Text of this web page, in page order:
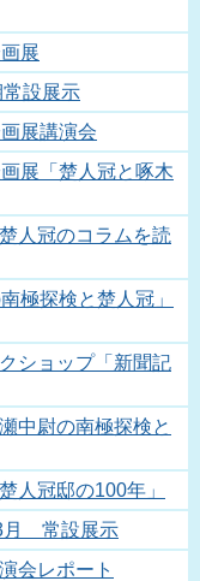
展
設展示
展講演会
展「楚人冠と啄木
人冠のコラムを読
極探検と楚人冠」
ショップ「新聞記
中尉の南極探検と
冠邸の100年」
月 常設展示
会レポート